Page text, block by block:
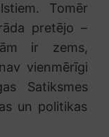
Tomēr
pretējo –
ir zems,
vienmērīgi
Satiksmes
un politikas